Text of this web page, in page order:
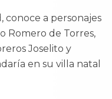
conoce a personajes
Romero de Torres,
Joselito y
en su villa natal